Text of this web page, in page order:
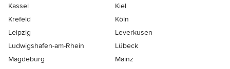
Kassel
Kiel
Krefeld
Köln
Leipzig
Leverkusen
Ludwigshafen-am-Rhein
Lübeck
Magdeburg
Mainz